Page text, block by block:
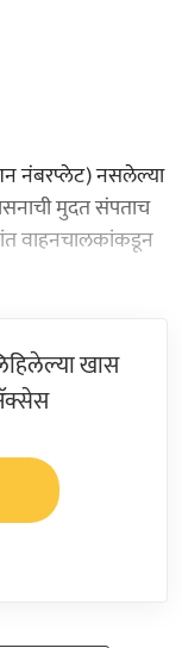
नंबरप्लेट) नसलेल्या
मुदत संपताच
वाहनचालकांकडून
खास